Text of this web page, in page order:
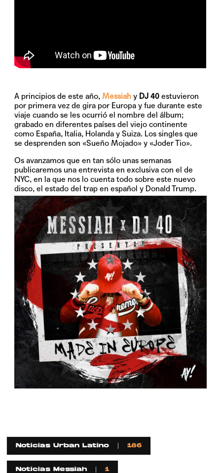
A principios de este año,Messiah y DJ 40 estuvieron
por primera vez de gira por Europa y fue durante este
viaje cuando se les ocurrió el nombre del álbum;
grabado en diferentes países del viejo continente
como España, Italia, Holanda y Suiza. Los singles que
se desprenden son «Sueño Mojado» y «Joder Tio».
Os avanzamos que en tan sólo unas semanas
publicaremos una entrevista en exclusiva con el de
NYC, en la que nos lo cuenta todo sobre este nuevo
disco, el estado del trap en español y Donald Trump.
Noticias Urban Latino 186
Noticias Messiah 1